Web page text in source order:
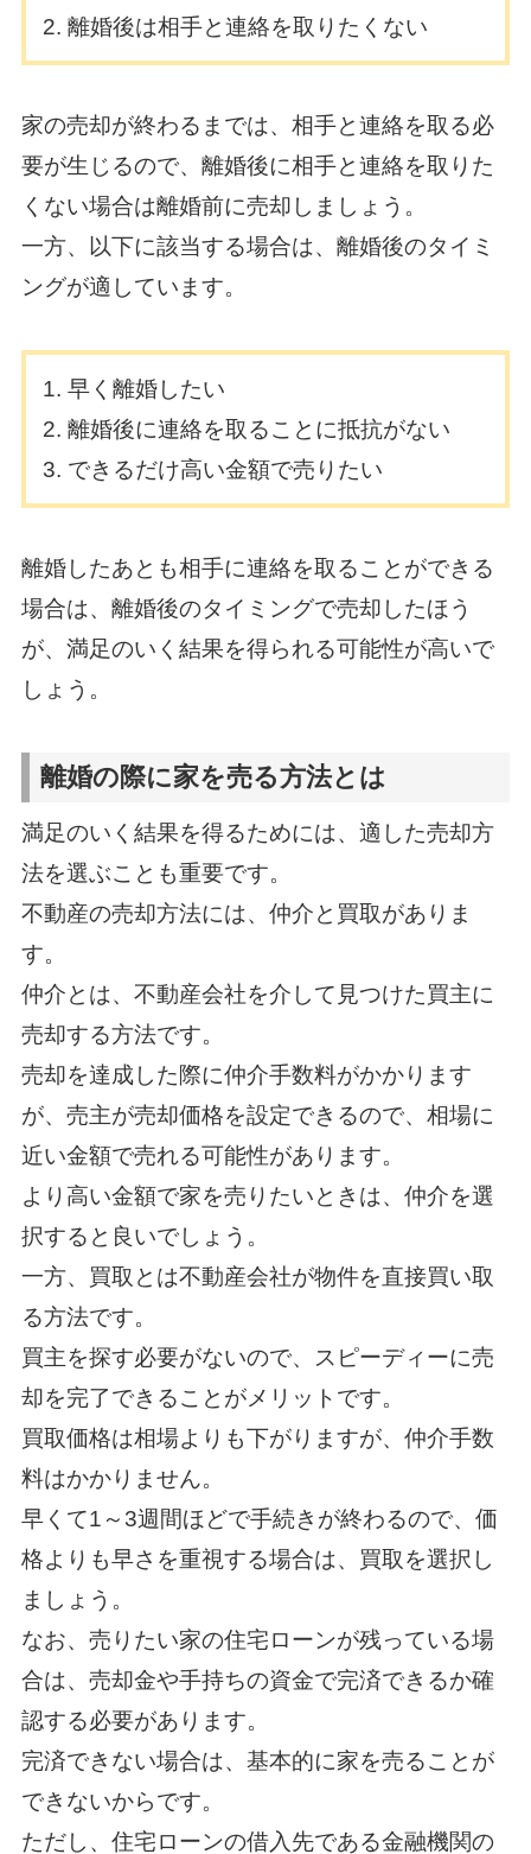
離婚後は相手と連絡を取りたくない
家の売却が終わるまでは、相手と連絡を取る必
要が生じるので、離婚後に相手と連絡を取りた
くない場合は離婚前に売却しましょう。
一方、以下に該当する場合は、離婚後のタイミ
ングが適しています。
早く離婚したい
離婚後に連絡を取ることに抵抗がない
できるだけ高い金額で売りたい
離婚したあとも相手に連絡を取ることができる
場合は、離婚後のタイミングで売却したほう
が、満足のいく結果を得られる可能性が高いで
しょう。
離婚の際に家を売る方法とは
満足のいく結果を得るためには、適した売却方
法を選ぶことも重要です。
不動産の売却方法には、仲介と買取がありま
す。
仲介とは、不動産会社を介して見つけた買主に
売却する方法です。
売却を達成した際に仲介手数料がかかります
が、売主が売却価格を設定できるので、相場に
近い金額で売れる可能性があります。
より高い金額で家を売りたいときは、仲介を選
択すると良いでしょう。
一方、買取とは不動産会社が物件を直接買い取
る方法です。
買主を探す必要がないので、スピーディーに売
却を完了できることがメリットです。
買取価格は相場よりも下がりますが、仲介手数
料はかかりません。
早くて1～3週間ほどで手続きが終わるので、価
格よりも早さを重視する場合は、買取を選択し
ましょう。
なお、売りたい家の住宅ローンが残っている場
合は、売却金や手持ちの資金で完済できるか確
認する必要があります。
完済できない場合は、基本的に家を売ることが
できないからです。
ただし、住宅ローンの借入先である金融機関の